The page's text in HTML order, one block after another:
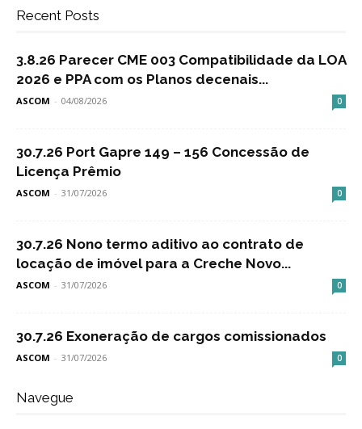
Recent Posts
3.8.26 Parecer CME 003 Compatibilidade da LOA
2026 e PPA com os Planos decenais...
ASCOM - 04/08/2026 0
30.7.26 Port Gapre 149 – 156 Concessão de
Licença Prêmio
ASCOM - 31/07/2026 0
30.7.26 Nono termo aditivo ao contrato de
locação de imóvel para a Creche Novo...
ASCOM - 31/07/2026 0
30.7.26 Exoneração de cargos comissionados
ASCOM - 31/07/2026 0
Navegue